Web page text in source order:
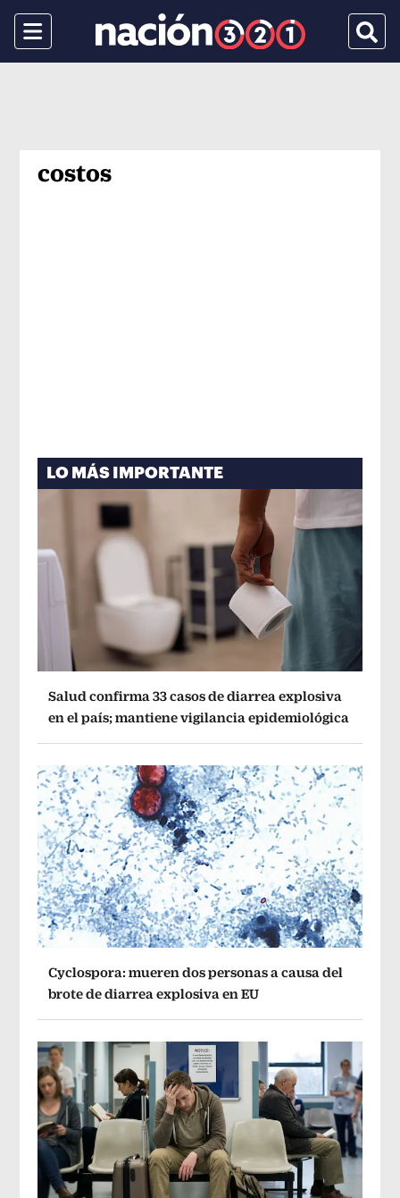
Menu
costos
LO MÁS IMPORTANTE
Salud confirma 33 casos de diarrea explosiva
en el país; mantiene vigilancia epidemiológica
Cyclospora: mueren dos personas a causa del
brote de diarrea explosiva en EU